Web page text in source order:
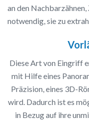
an den Nachbarzähnen,
notwendig, sie zu
Diese Art von Eingriff
mit Hilfe eines
Präzision, eines 3D-
wird. Dadurch ist es
in Bezug auf ihre